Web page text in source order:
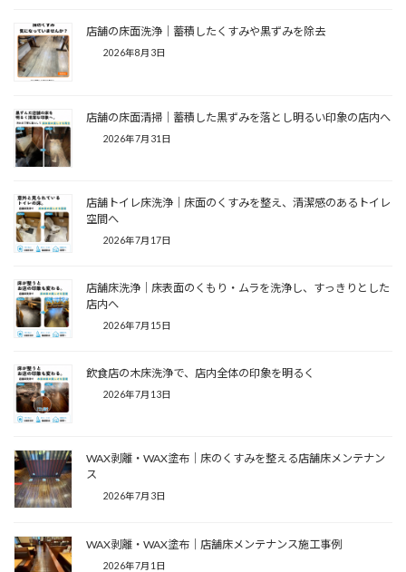
店舗の床面洗浄｜蓄積したくすみや黒ずみを除去
2026年8月3日
店舗の床面清掃｜蓄積した黒ずみを落とし明るい印象の店内へ
2026年7月31日
店舗トイレ床洗浄｜床面のくすみを整え、清潔感のあるトイレ
空間へ
2026年7月17日
店舗床洗浄｜床表面のくもり・ムラを洗浄し、すっきりとした
店内へ
2026年7月15日
飲食店の木床洗浄で、店内全体の印象を明るく
2026年7月13日
WAX剥離・WAX塗布｜床のくすみを整える店舗床メンテナン
ス
2026年7月3日
WAX剥離・WAX塗布｜店舗床メンテナンス施工事例
2026年7月1日